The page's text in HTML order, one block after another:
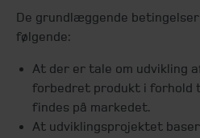
De grundlæggende
følgende:
At der er tale om udvikling
forbedret produkt i forhold
findes på markedet.
At udviklingsprojektet